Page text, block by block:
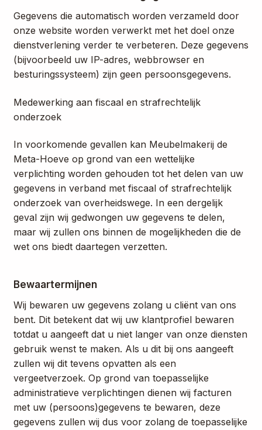
Gegevens die automatisch worden verzameld door
onze website worden verwerkt met het doel onze
dienstverlening verder te verbeteren. Deze gegevens
(bijvoorbeeld uw IP-adres, webbrowser en
besturingssysteem) zijn geen persoonsgegevens.
Medewerking aan fiscaal en strafrechtelijk
onderzoek
In voorkomende gevallen kan Meubelmakerij de
Meta-Hoeve op grond van een wettelijke
verplichting worden gehouden tot het delen van uw
gegevens in verband met fiscaal of strafrechtelijk
onderzoek van overheidswege. In een dergelijk
geval zijn wij gedwongen uw gegevens te delen,
maar wij zullen ons binnen de mogelijkheden die de
wet ons biedt daartegen verzetten.
Bewaartermijnen
Wij bewaren uw gegevens zolang u cliënt van ons
bent. Dit betekent dat wij uw klantprofiel bewaren
totdat u aangeeft dat u niet langer van onze diensten
gebruik wenst te maken. Als u dit bij ons aangeeft
zullen wij dit tevens opvatten als een
vergeetverzoek. Op grond van toepasselijke
administratieve verplichtingen dienen wij facturen
met uw (persoons)gegevens te bewaren, deze
gegevens zullen wij dus voor zolang de toepasselijke